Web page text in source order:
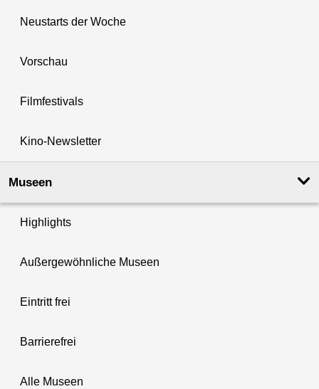
Neustarts der Woche
Vorschau
Filmfestivals
Kino-Newsletter
Museen
Highlights
Außergewöhnliche Museen
Eintritt frei
Barrierefrei
Alle Museen